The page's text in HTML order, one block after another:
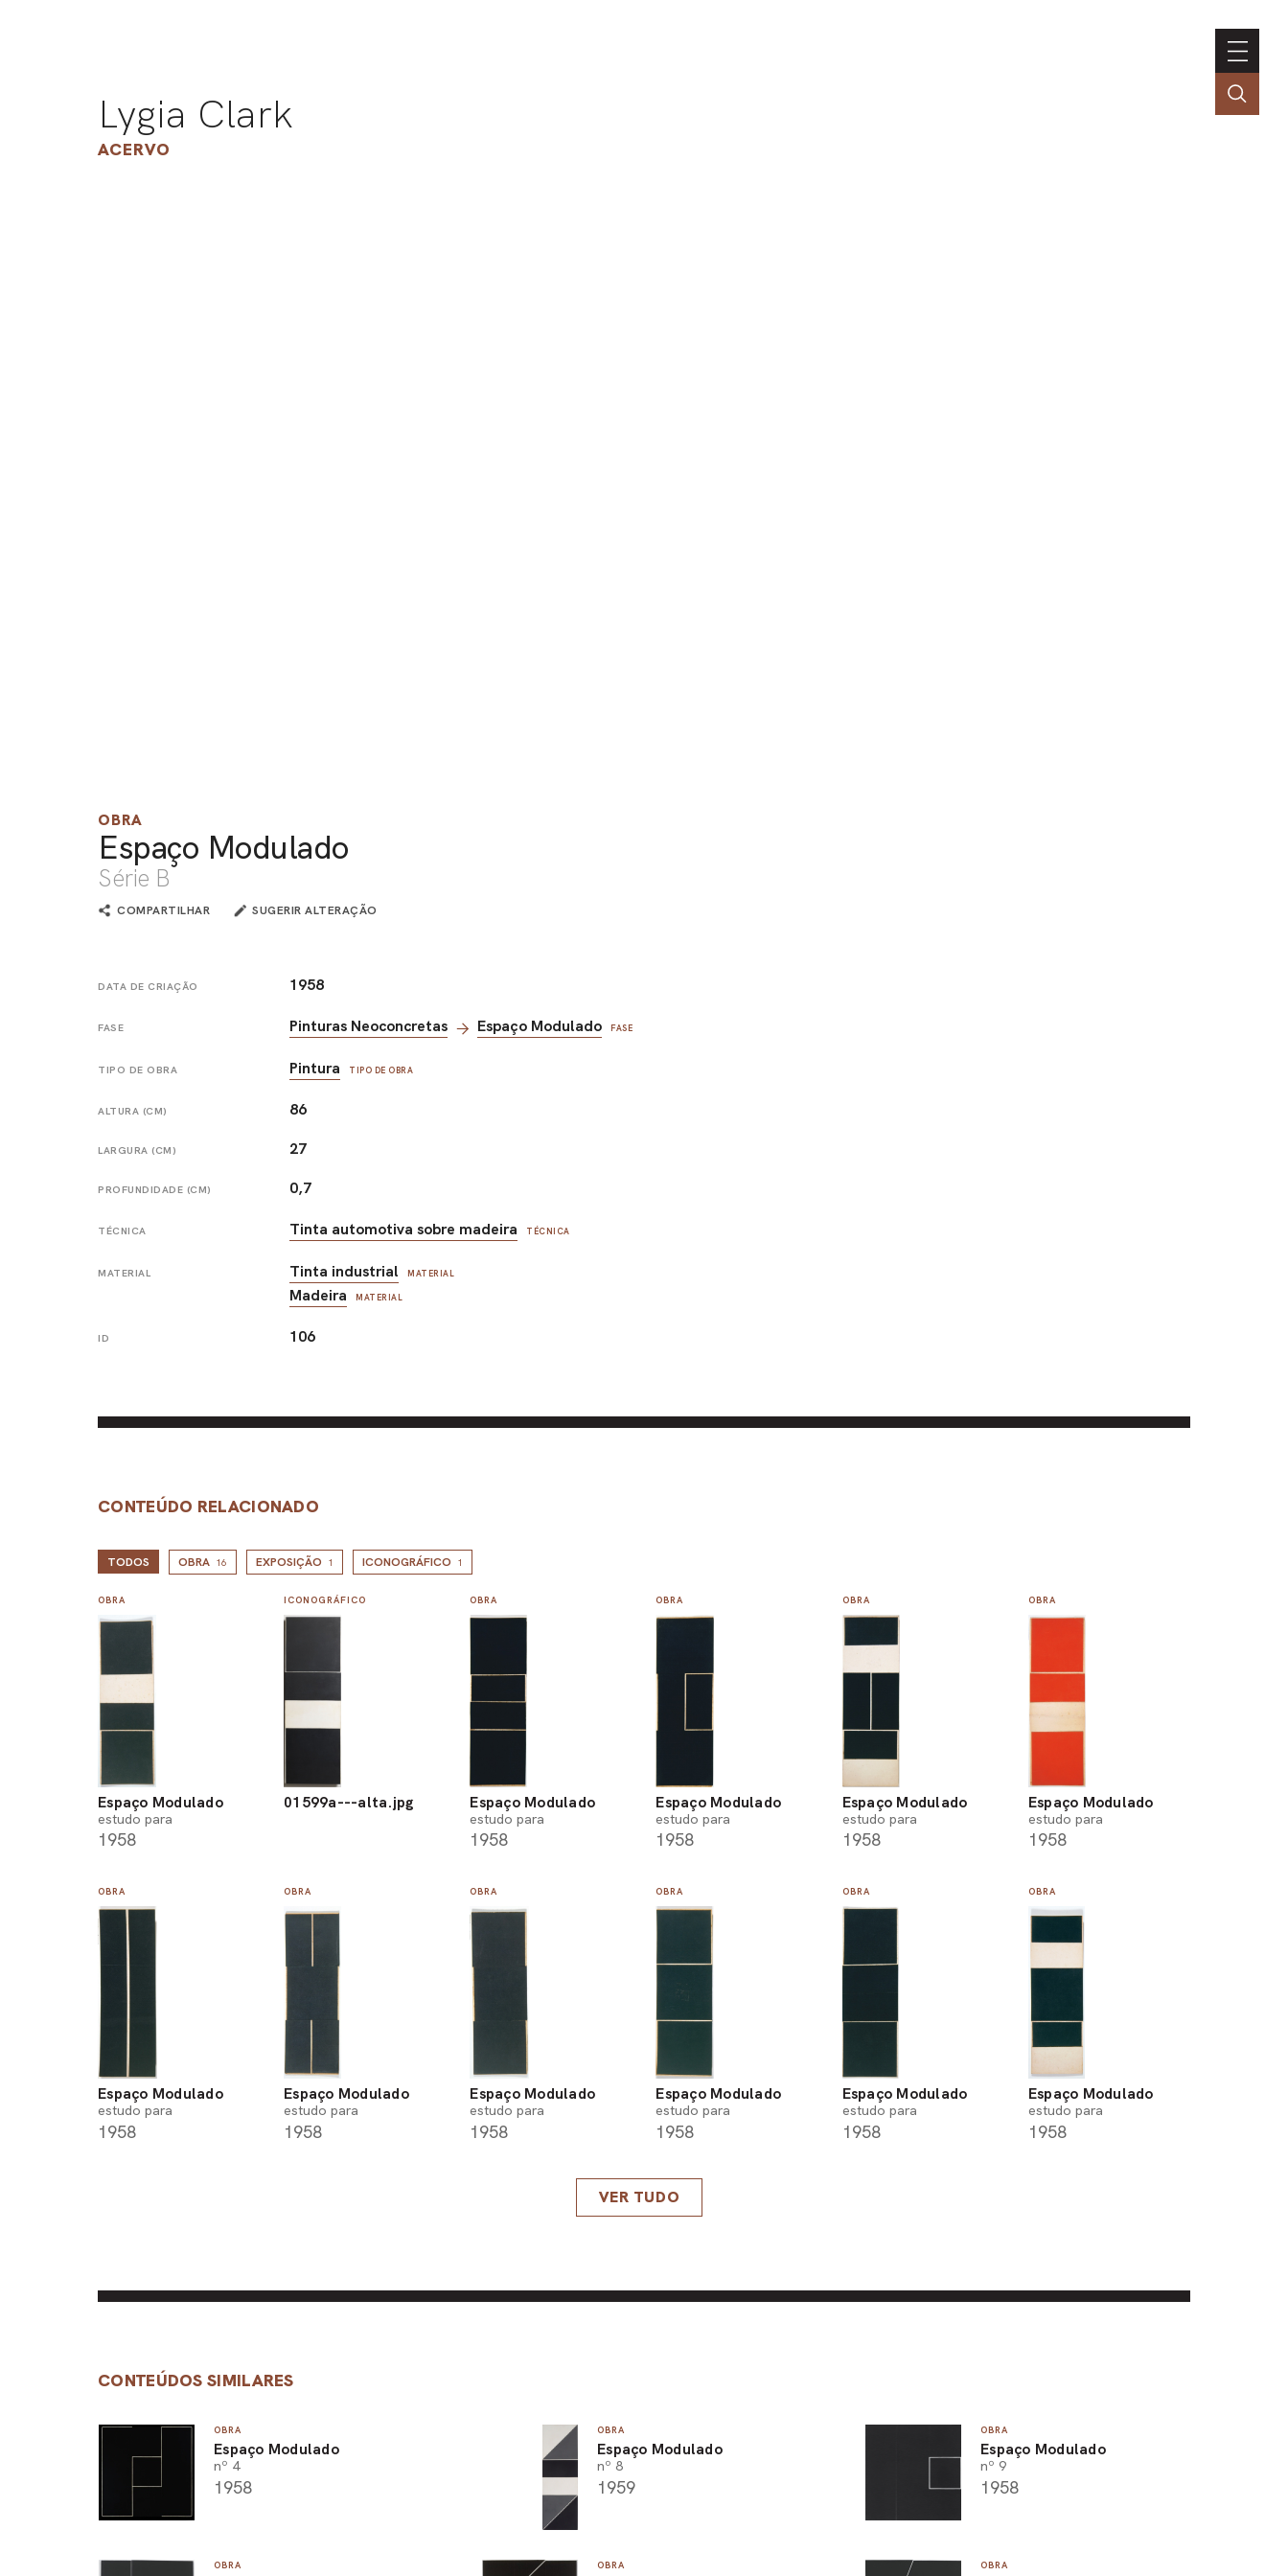
Lygia Clark
ACERVO
OBRA
Espaço Modulado
Série B
COMPARTILHAR SUGERIR ALTERAÇÃO
DATA DE CRIAÇÃO 1958
FASE Pinturas Neoconcretas Espaço Modulado FASE
TIPO DE OBRA Pintura TIPO DE OBRA
ALTURA (CM) 86
LARGURA (CM) 27
PROFUNDIDADE (CM) 0,7
TÉCNICA Tinta automotiva sobre madeira TÉCNICA
MATERIAL Tinta industrial MATERIAL
Madeira MATERIAL
ID 106
CONTEÚDO RELACIONADO
TODOS OBRA 16 EXPOSIÇÃO 1 ICONOGRÁFICO 1
OBRA
Espaço Modulado
estudo para
1958
ICONOGRÁFICO
01599a---alta.jpg
OBRA
Espaço Modulado
estudo para
1958
OBRA
Espaço Modulado
estudo para
1958
OBRA
Espaço Modulado
estudo para
1958
OBRA
Espaço Modulado
estudo para
1958
OBRA
Espaço Modulado
estudo para
1958
OBRA
Espaço Modulado
estudo para
1958
OBRA
Espaço Modulado
estudo para
1958
OBRA
Espaço Modulado
estudo para
1958
OBRA
Espaço Modulado
estudo para
1958
OBRA
Espaço Modulado
estudo para
1958
VER TUDO
CONTEÚDOS SIMILARES
OBRA
Espaço Modulado
nº 4
1958
OBRA
Espaço Modulado
nº 8
1959
OBRA
Espaço Modulado
nº 9
1958
OBRA OBRA OBRA